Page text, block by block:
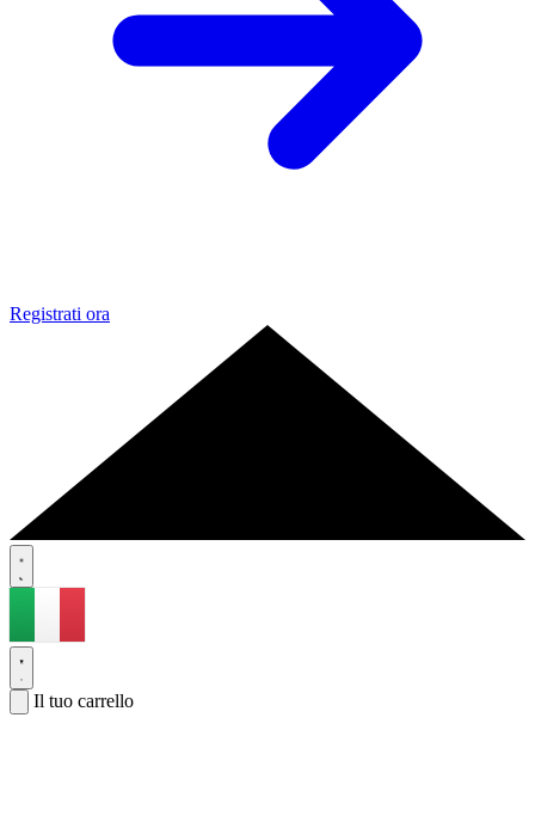
Registrati ora
Il tuo carrello